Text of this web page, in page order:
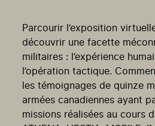
Parcourir l’exposition
découvrir une facette
militaires : l’expérience
l’opération tactique.
les témoignages de quinze
armées canadiennes ayant
missions réalisées au cours